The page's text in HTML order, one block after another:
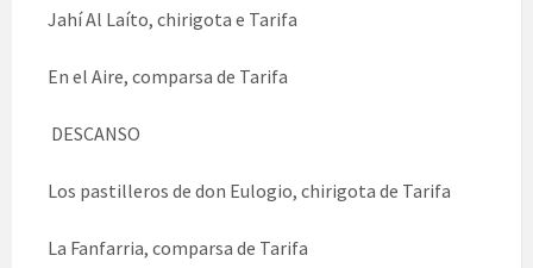
Jahí Al Laíto, chirigota e Tarifa
En el Aire, comparsa de Tarifa
DESCANSO
Los pastilleros de don Eulogio, chirigota de Tarifa
La Fanfarria, comparsa de Tarifa